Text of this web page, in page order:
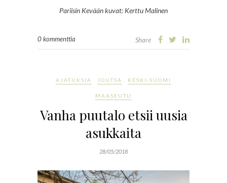
Pariisin Kevään kuvat: Kerttu Malinen
0 kommenttia Share
AJATUKSIA JOUTSA KESKI-SUOMI
MAASEUTU
Vanha puutalo etsii uusia
asukkaita
28/05/2018